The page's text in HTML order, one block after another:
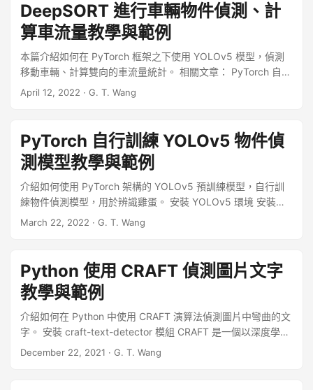
DeepSORT 進行車輛物件偵測、計
算車流量教學與範例
本篇介紹如何在 PyTorch 框架之下使用 YOLOv5 模型，偵測
移動車輛、計算雙向的車流量統計。 相關文章： PyTorch 自行
訓練 YOLOv5 物件偵測模型教學與範例 道路監視器即時影像
這類的及時影像儲存為一般的影片檔，方便後續的操作。 ...
April 12, 2022 · G. T. Wang
PyTorch 自行訓練 YOLOv5 物件偵
測模型教學與範例
介紹如何使用 PyTorch 架構的 YOLOv5 預訓練模型，自行訓
練物件偵測模型，用於辨識雞蛋。 安裝 YOLOv5 環境 安裝
Python 的 venc 套件之後，建立一個 YOLOv5 專用的 Python
March 22, 2022 · G. T. Wang
Python 使用 CRAFT 偵測圖片文字
教學與範例
介紹如何在 Python 中使用 CRAFT 演算法偵測圖片中彎曲的文
字。 安裝 craft-text-detector 模組 CRAFT 是一個以深度學習
為基礎的文字偵測方法，而作者也將相關的 PyTorch 程式碼放
December 22, 2021 · G. T. Wang